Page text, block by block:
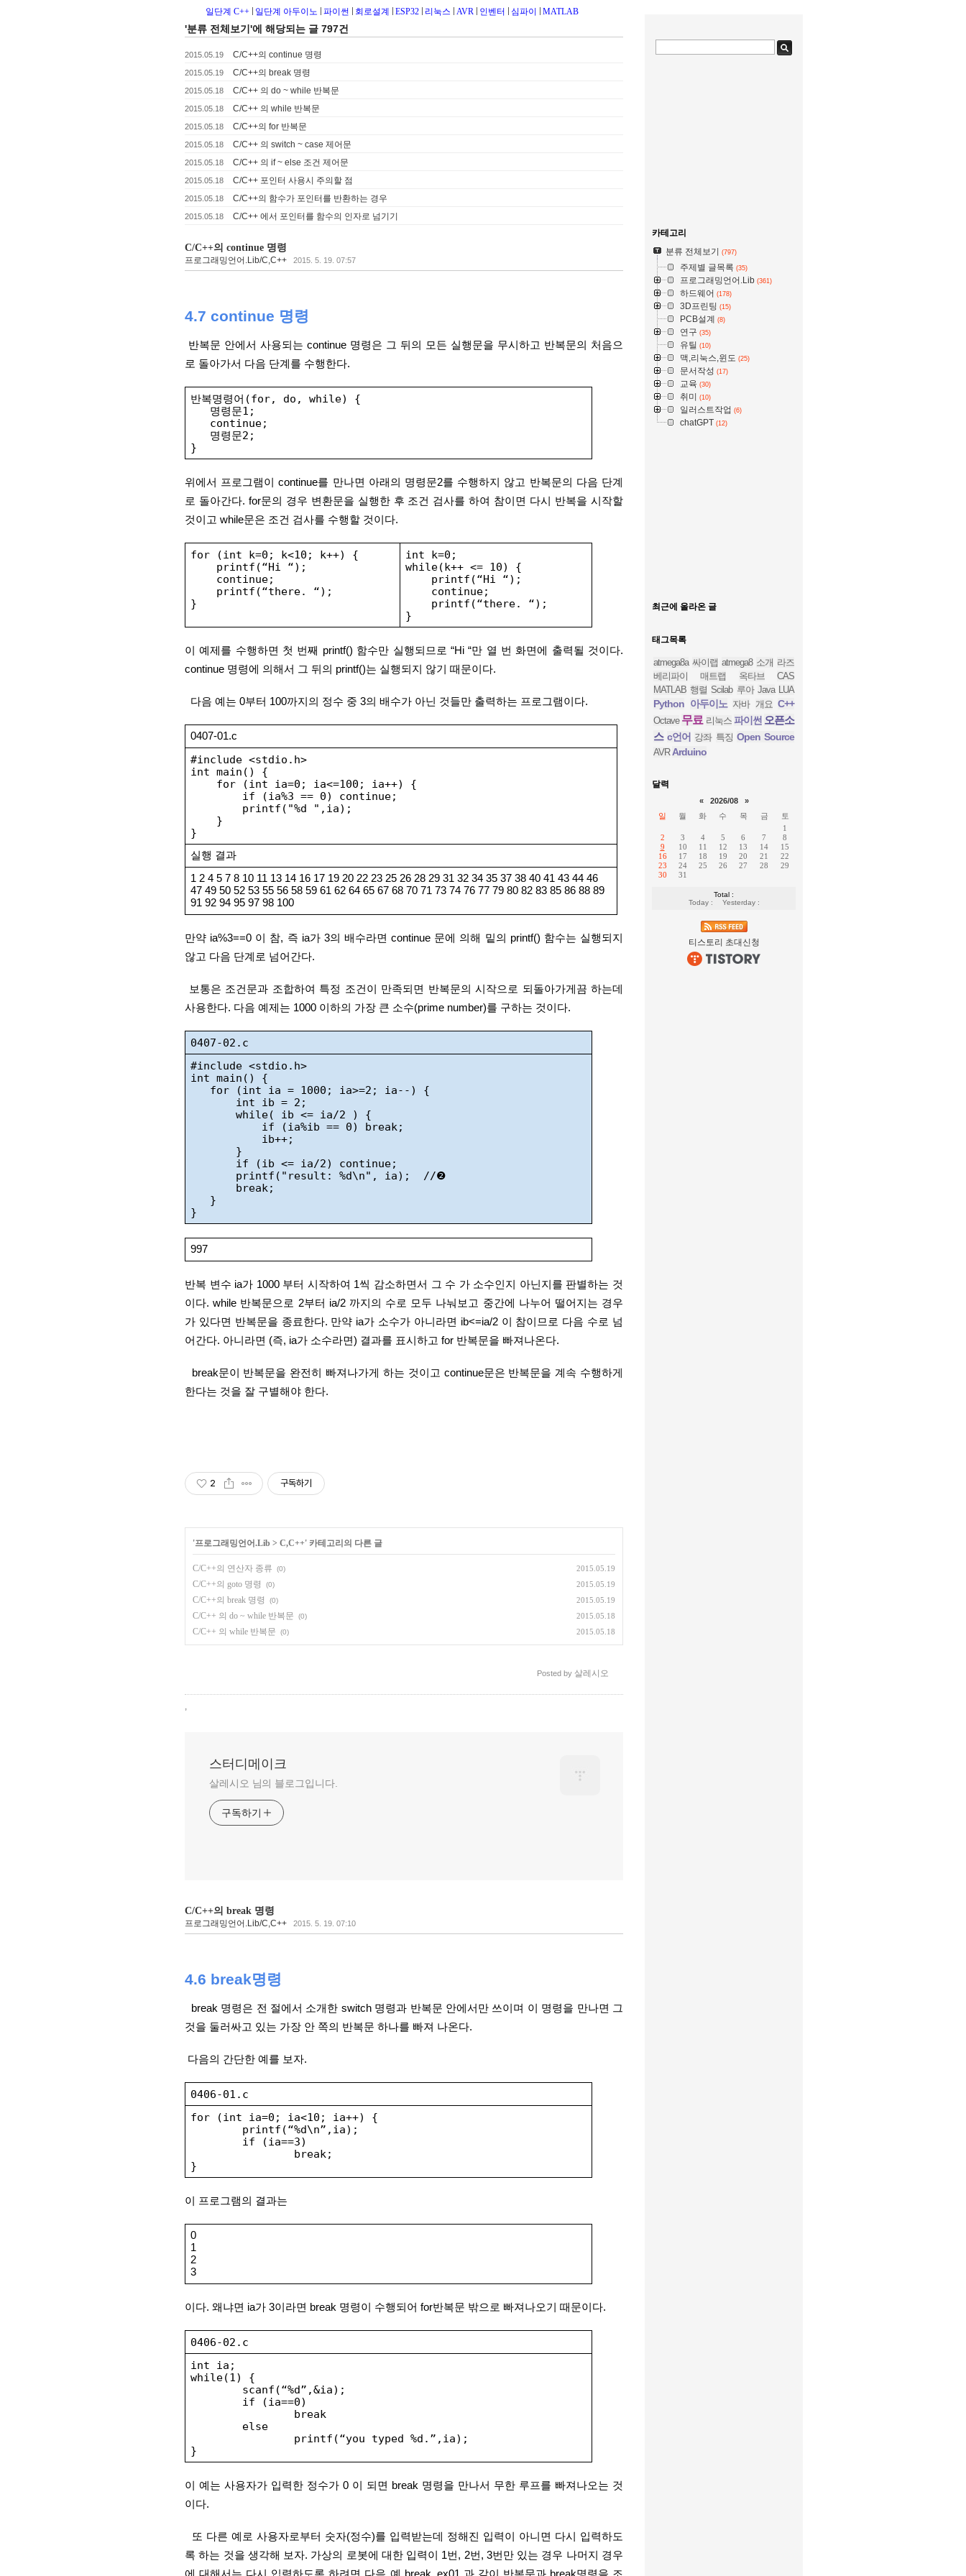
일단계 C++ 일단계 아두이노 파이썬 회로설계 ESP32 리눅스 AVR 인벤터 심파이 MATLAB
'분류 전체보기'에 해당되는 글 797건
2015.05.19 C/C++의 continue 명령
2015.05.19 C/C++의 break 명령
2015.05.18 C/C++ 의 do ~ while 반복문
2015.05.18 C/C++ 의 while 반복문
2015.05.18 C/C++의 for 반복문
2015.05.18 C/C++ 의 switch ~ case 제어문
2015.05.18 C/C++ 의 if ~ else 조건 제어문
2015.05.18 C/C++ 포인터 사용시 주의할 점
2015.05.18 C/C++의 함수가 포인터를 반환하는 경우
2015.05.18 C/C++ 에서 포인터를 함수의 인자로 넘기기
C/C++의 continue 명령
프로그래밍언어.Lib/C,C++ 2015. 5. 19. 07:57
4.7 continue 명령
로 돌아가서 다음 단계를 수행한다.
반복명령어(for, do, while) {
명령문1;
continue;
명령문2;
}
위에서 프로그램이 continue를 만나면 아래의 명령문2를 수행하지 않고 반복문의 다음 단계
로 돌아간다. for문의 경우 변환문을 실행한 후 조건 검사를 하여 참이면 다시 반복을 시작할
것이고 while문은 조건 검사를 수행할 것이다.
for (int k=0; k<10; k++) {
printf(“Hi “);
continue;
printf(“there. “);
}
int k=0;
while(k++ <= 10) {
printf(“Hi “);
continue;
printf(“there. “);
}
이 예제를 수행하면 첫 번째 printf() 함수만 실행되므로 “Hi “만 열 번 화면에 출력될 것이다.
continue 명령에 의해서 그 뒤의 printf()는 실행되지 않기 때문이다.
다음 예는 0부터 100까지의 정수 중 3의 배수가 아닌 것들만 출력하는 프로그램이다.
0407-01.c
#include <stdio.h>
int main() {
for (int ia=0; ia<=100; ia++) {
if (ia%3 == 0) continue;
printf("%d ",ia);
}
}
실행 결과
1 2 4 5 7 8 10 11 13 14 16 17 19 20 22 23 25 26 28 29 31 32 34 35 37 38 40 41 43 44 46
47 49 50 52 53 55 56 58 59 61 62 64 65 67 68 70 71 73 74 76 77 79 80 82 83 85 86 88 89
91 92 94 95 97 98 100
만약 ia%3==0 이 참, 즉 ia가 3의 배수라면 continue 문에 의해 밑의 printf() 함수는 실행되지
않고 다음 단계로 넘어간다.
사용한다. 다음 예제는 1000 이하의 가장 큰 소수(prime number)를 구하는 것이다.
0407-02.c
#include <stdio.h>
int main() {
for (int ia = 1000; ia>=2; ia--) {
int ib = 2;
while( ib <= ia/2 ) {
if (ia%ib == 0) break;
ib++;
}
if (ib <= ia/2) continue;
printf("result: %d\n", ia);  //❷
break;
}
}
997
반복 변수 ia가 1000 부터 시작하여 1씩 감소하면서 그 수 가 소수인지 아닌지를 판별하는 것
이다. while 반복문으로 2부터 ia/2 까지의 수로 모두 나눠보고 중간에 나누어 떨어지는 경우
가 있다면 반복문을 종료한다. 만약 ia가 소수가 아니라면 ib<=ia/2 이 참이므로 다음 수로 넘
어간다. 아니라면 (즉, ia가 소수라면) 결과를 표시하고 for 반복문을 빠져나온다.
한다는 것을 잘 구별해야 한다.
2 구독하기
'프로그래밍언어.Lib > C,C++' 카테고리의 다른 글
C/C++의 연산자 종류 (0) 2015.05.19
C/C++의 goto 명령 (0) 2015.05.19
C/C++의 break 명령 (0) 2015.05.19
C/C++ 의 do ~ while 반복문 (0) 2015.05.18
C/C++ 의 while 반복문 (0) 2015.05.18
Posted by 살레시오
,
스터디메이크
살레시오 님의 블로그입니다.
구독하기
C/C++의 break 명령
프로그래밍언어.Lib/C,C++ 2015. 5. 19. 07:10
4.6 break명령
것을 둘러싸고 있는 가장 안 쪽의 반복문 하나를 빠져 나온다.
다음의 간단한 예를 보자.
0406-01.c
for (int ia=0; ia<10; ia++) {
printf(“%d\n”,ia);
if (ia==3)
break;
}
이 프로그램의 결과는
0
1
2
3
이다. 왜냐면 ia가 3이라면 break 명령이 수행되어 for반복문 밖으로 빠져나오기 때문이다.
0406-02.c
int ia;
while(1) {
scanf(“%d”,&ia);
if (ia==0)
break
else
printf(“you typed %d.”,ia);
}
이 예는 사용자가 입력한 정수가 0 이 되면 break 명령을 만나서 무한 루프를 빠져나오는 것
이다.
록 하는 것을 생각해 보자. 가상의 로봇에 대한 입력이 1번, 2번, 3번만 있는 경우 나머지 경우
카테고리
분류 전체보기 (797)
주제별 글목록 (35)
프로그래밍언어.Lib (361)
하드웨어 (178)
3D프린팅 (15)
PCB설계 (8)
연구 (35)
유틸 (10)
맥,리눅스,윈도 (25)
문서작성 (17)
교육 (30)
취미 (10)
일러스트작업 (6)
chatGPT (12)
최근에 올라온 글
태그목록
atmega8a 싸이랩 atmega8 소개 라즈
베리파이
매트랩 옥타브
CAS
MATLAB 행렬 Scilab 루아 Java LUA
Python 아두이노 자바 개요 C++
Octave 무료 리눅스 파이썬 오픈소
스 c언어 강좌 특징 Open Source
AVR Arduino
달력
« 2026/08
»
일
월 화 수 목 금
토
1
2
3 4 5 6 7
8
9
10 11 12 13 14
15
16
17 18 19 20 21
22
23
24 25 26 27 28
29
30
31
Total :
Today :
Yesterday :
티스토리 초대신청